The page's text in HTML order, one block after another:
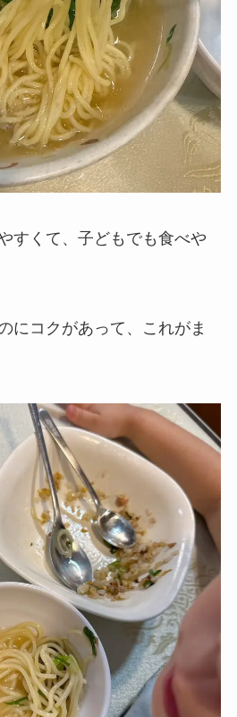
すくて、子どもでも食べや
にコクがあって、これがま